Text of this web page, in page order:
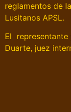
reglamentos de
Lusitanos APSL.
El representante
Duarte, juez